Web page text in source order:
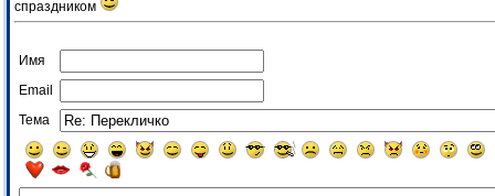
спраздником
Имя
Email
Тема